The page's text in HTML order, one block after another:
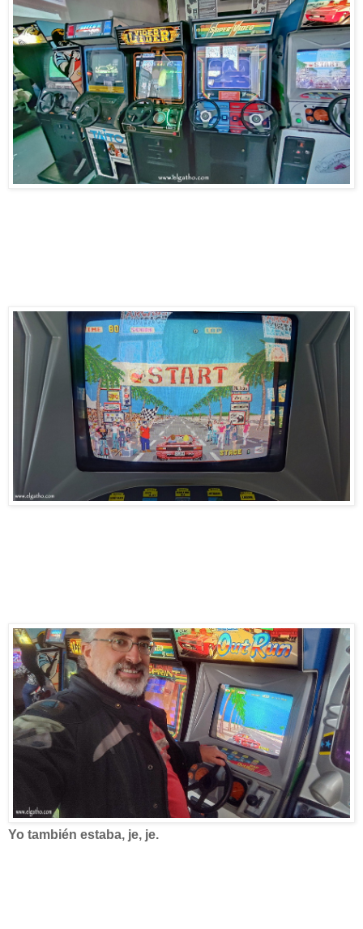
Yo también estaba, je, je.